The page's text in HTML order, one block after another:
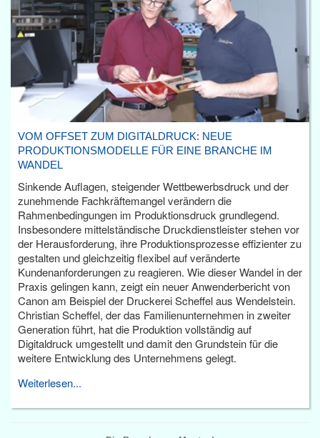
VOM OFFSET ZUM DIGITALDRUCK: NEUE
PRODUKTIONSMODELLE FÜR EINE BRANCHE IM
WANDEL
Sinkende Auflagen, steigender Wettbewerbsdruck und der
zunehmende Fachkräftemangel verändern die
Rahmenbedingungen im Produktionsdruck grundlegend.
Insbesondere mittelständische Druckdienstleister stehen vor
der Herausforderung, ihre Produktionsprozesse effizienter zu
gestalten und gleichzeitig flexibel auf veränderte
Kundenanforderungen zu reagieren. Wie dieser Wandel in der
Praxis gelingen kann, zeigt ein neuer Anwenderbericht von
Canon am Beispiel der Druckerei Scheffel aus Wendelstein.
Christian Scheffel, der das Familienunternehmen in zweiter
Generation führt, hat die Produktion vollständig auf
Digitaldruck umgestellt und damit den Grundstein für die
weitere Entwicklung des Unternehmens gelegt.
Weiterlesen...